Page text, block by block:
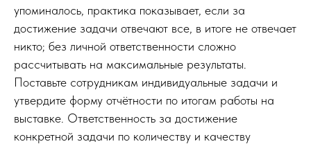
упоминалось, практика показывает, если за
достижение задачи отвечают все, в итоге не отвечает
никто; без личной ответственности сложно
рассчитывать на максимальные результаты.
Поставьте сотрудникам индивидуальные задачи и
утвердите форму отчётности по итогам работы на
выставке. Ответственность за достижение
конкретной задачи по количеству и качеству